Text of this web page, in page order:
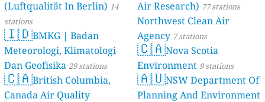
46 stations
(Luftqualität In Berlin) 14
stations
🇮🇩BMKG | Badan
Meteorologi, Klimatologi
Dan Geofisika 29 stations
🇨🇦British Columbia,
Canada Air Quality
Air Research) 77 stations
Northwest Clean Air
Agency 7 stations
🇨🇦Nova Scotia
Environment 9 stations
🇦🇺NSW Department Of
Planning And Environment